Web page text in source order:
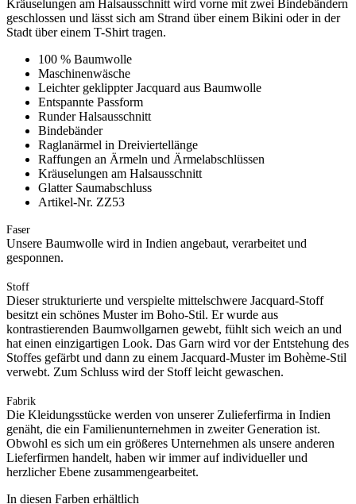
Kräuselungen am Halsausschnitt wird vorne mit zwei Bindebändern
geschlossen und lässt sich am Strand über einem Bikini oder in der
Stadt über einem T-Shirt tragen.
100 % Baumwolle
Maschinenwäsche
Leichter geklippter Jacquard aus Baumwolle
Entspannte Passform
Runder Halsausschnitt
Bindebänder
Raglanärmel in Dreiviertellänge
Raffungen an Ärmeln und Ärmelabschlüssen
Kräuselungen am Halsausschnitt
Glatter Saumabschluss
Artikel-Nr. ZZ53
Faser
Unsere Baumwolle wird in Indien angebaut, verarbeitet und
gesponnen.
Stoff
Dieser strukturierte und verspielte mittelschwere Jacquard-Stoff
besitzt ein schönes Muster im Boho-Stil. Er wurde aus
kontrastierenden Baumwollgarnen gewebt, fühlt sich weich an und
hat einen einzigartigen Look. Das Garn wird vor der Entstehung des
Stoffes gefärbt und dann zu einem Jacquard-Muster im Bohème-Stil
verwebt. Zum Schluss wird der Stoff leicht gewaschen.
Fabrik
Die Kleidungsstücke werden von unserer Zulieferfirma in Indien
genäht, die ein Familienunternehmen in zweiter Generation ist.
Obwohl es sich um ein größeres Unternehmen als unsere anderen
Lieferfirmen handelt, haben wir immer auf individueller und
herzlicher Ebene zusammengearbeitet.
In diesen Farben erhältlich